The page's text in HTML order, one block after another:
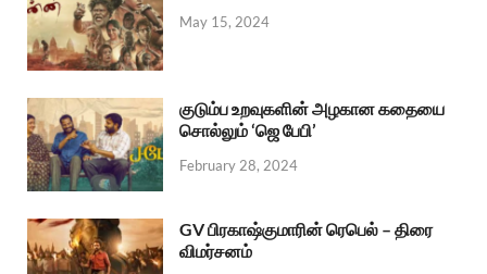
May 15, 2024
குடும்ப உறவுகளின் அழகான கதையை
சொல்லும் ‘ஜெ பேபி’
February 28, 2024
GV பிரகாஷ்குமாரின் ரெபெல் – திரை
விமர்சனம்